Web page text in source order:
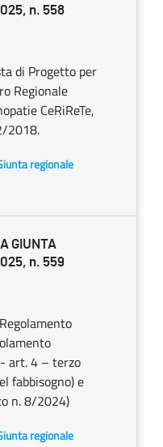
n. 558
di Progetto per
Regionale
CeRiReTe,
2018.
regionale
GIUNTA
n. 559
art. 4 – terzo
fabbisogno) e
n. 8/2024)
regionale